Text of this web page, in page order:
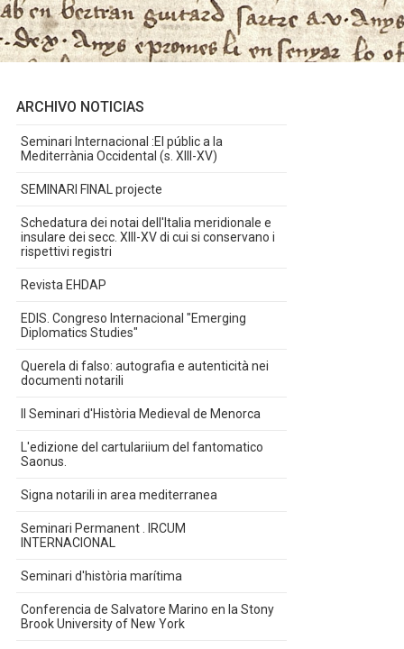
ARCHIVO NOTICIAS
Seminari Internacional :El públic a la
Mediterrània Occidental (s. XIII-XV)
SEMINARI FINAL projecte
Schedatura dei notai dell'Italia meridionale e
insulare dei secc. XIII-XV di cui si conservano i
rispettivi registri
Revista EHDAP
EDIS. Congreso Internacional "Emerging
Diplomatics Studies"
Querela di falso: autografia e autenticità nei
documenti notarili
II Seminari d'Història Medieval de Menorca
L'edizione del cartulariium del fantomatico
Saonus.
Signa notarili in area mediterranea
Seminari Permanent . IRCUM
INTERNACIONAL
Seminari d'història marítima
Conferencia de Salvatore Marino en la Stony
Brook University of New York